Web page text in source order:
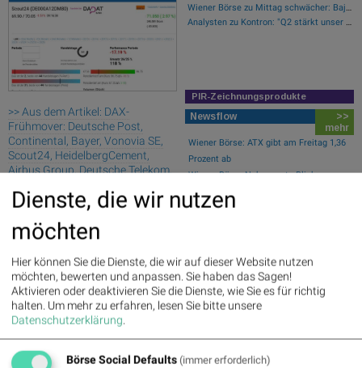
>> Aus dem Artikel: DAX-
Frühmover: Deutsche Post,
Continental, Bayer, Vonovia SE,
Scout24, HeidelbergCement,
Airbus Group, Deutsche Telekom,
Palfinger : 1.32% » Details
voestalpine : 0.23%
CA Immo : 0.21%
Uniqa : 0.05%
» Details
DO&CO : 0.00%» Details
Erste Group : -1.19%» Details
Bawag : -1.34%» Details
Strabag : -1.56% » Details
AT&S : -2.23%» Details
Österreichische Post : -4.48%»
Details
Wiener Börse zu Mittag schwächer: Bajaj Mobility, FACC und Agrana gesucht
Analysten zu Kontron: "Q2 stärkt unser Vertrauen in die verbesserte operative Qualität"
PIR-Zeichnungsprodukte
Newsflow
>>
mehr
Wiener Börse: ATX gibt am Freitag 1,36
Prozent ab
Wiener Börse Nebenwerte-Blick:
Marinomed steigt 8...
Wie Marinomed Biotech, Bajaj Mobility
Wienerberger, Pal...
Wiener Börse Party #1216: ATX
schwächer, Bajaj Mo...
Österreich-Depots: Weekend-Bilanz
Dienste, die wir nutzen
möchten
Hier können Sie die Dienste, die wir auf dieser Website nutzen
möchten, bewerten und anpassen. Sie haben das Sagen!
Aktivieren oder deaktivieren Sie die Dienste, wie Sie es für richtig
halten. Um mehr zu erfahren, lesen Sie bitte unsere
Datenschutzerklärung.
Börse Social Defaults (immer erforderlich)